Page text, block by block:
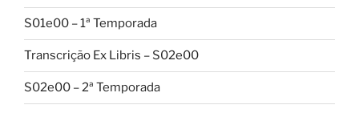
S01e00 – 1ª Temporada
Transcrição Ex Libris – S02e00
S02e00 – 2ª Temporada